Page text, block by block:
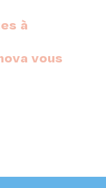
à
vous